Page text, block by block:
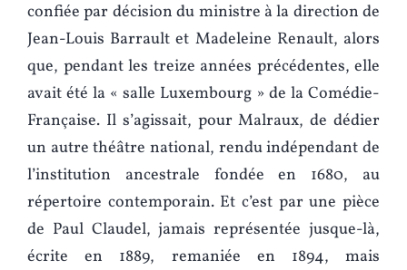
confiée par décision du ministre à la direction de
Jean-Louis Barrault et Madeleine Renault, alors
que, pendant les treize années précédentes, elle
avait été la « salle Luxembourg » de la Comédie-
Française. Il s’agissait, pour Malraux, de dédier
un autre théâtre national, rendu indépendant de
l’institution ancestrale fondée en 1680, au
répertoire contemporain. Et c’est par une pièce
de Paul Claudel, jamais représentée jusque-là,
écrite en 1889, remaniée en 1894, mais